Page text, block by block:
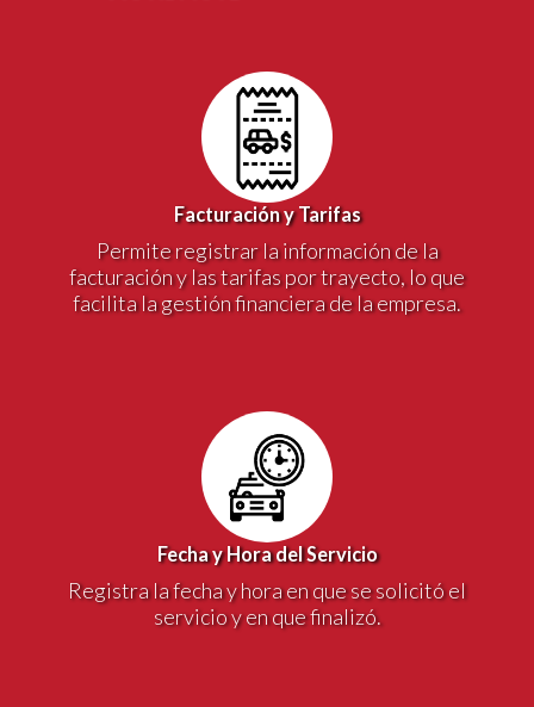
Facturación y Tarifas
Permite registrar la información de la
facturación y las tarifas por trayecto, lo que
facilita la gestión financiera de la empresa.
Fecha y Hora del Servicio
Registra la fecha y hora en que se solicitó el
servicio y en que finalizó.